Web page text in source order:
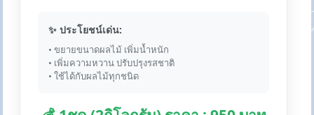
✨ ประโยชน์เด่น:
• ขยายขนาดผลไม้ เพิ่มน้ำหนัก
• เพิ่มความหวาน ปรับปรุงรสชาติ
• ใช้ได้กับผลไม้ทุกชนิด